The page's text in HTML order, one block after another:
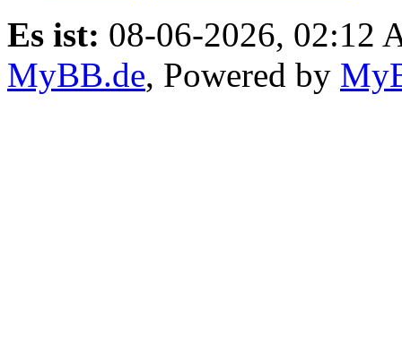
Es ist: 08-06-2026, 02:12
MyBB.de, Powered by